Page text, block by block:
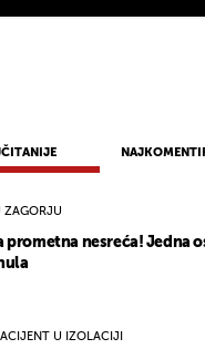
ZAGORJU
prometna nesreća! Jedna
U IZOLACIJI